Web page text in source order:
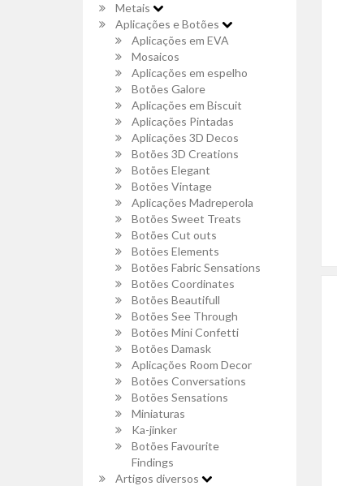
Metais
Aplicações e Botões
Aplicações em EVA
Mosaicos
Aplicações em espelho
Botões Galore
Aplicações em Biscuit
Aplicações Pintadas
Aplicações 3D Decos
Botões 3D Creations
Botões Elegant
Botões Vintage
Aplicações Madreperola
Botões Sweet Treats
Botões Cut outs
Botões Elements
Botões Fabric Sensations
Botões Coordinates
Botões Beautifull
Botões See Through
Botões Mini Confetti
Botões Damask
Aplicações Room Decor
Botões Conversations
Botões Sensations
Miniaturas
Ka-jinker
Botões Favourite
Findings
Artigos diversos